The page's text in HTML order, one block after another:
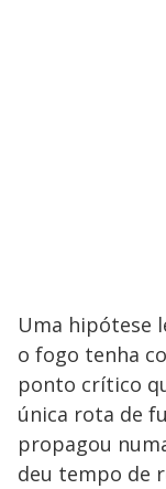
Uma hipótese
o fogo tenha
ponto crítico
única rota de
propagou
deu tempo de